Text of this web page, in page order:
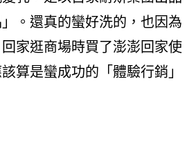
。還真的蠻好洗的，也因為
家逛商場時買了澎澎回家使
算是蠻成功的「體驗行銷」